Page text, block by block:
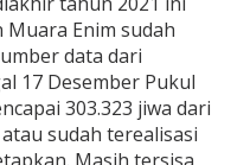
Muara Enim sudah
data dari
17 Desember Pukul
303.323 jiwa dari
sudah terealisasi